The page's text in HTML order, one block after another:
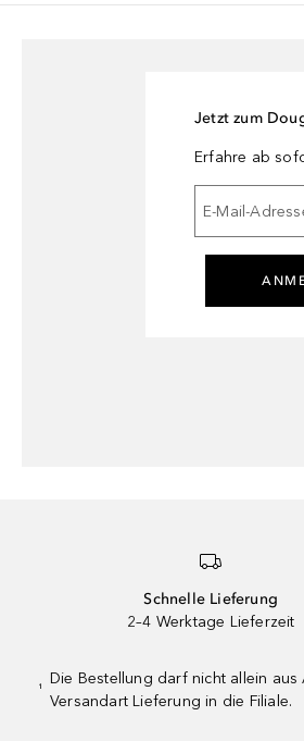
Jetzt zum
Erfahre ab
E-Mail-
Schnelle Lieferung
2–4 Werktage Lieferzeit
¹
Die Bestellung darf nicht allein
Versandart Lieferung in die Filiale.